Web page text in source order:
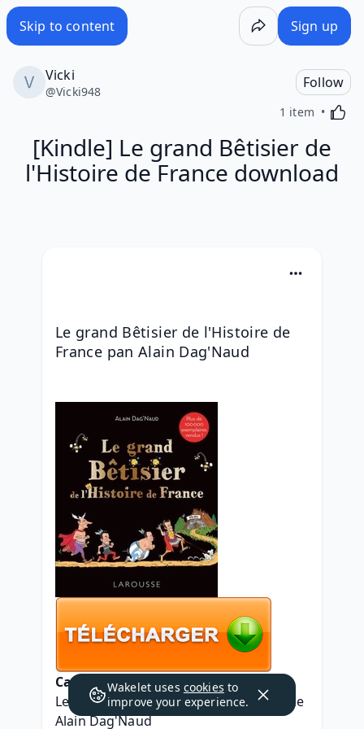
Skip to content Sign up
Vicki
@Vicki948
Follow
1 item
[Kindle] Le grand Bêtisier de
l'Histoire de France download
Le grand Bêtisier de l'Histoire de
France pan Alain Dag'Naud
Caractéristiques
Le grand Bêtisier de l'Histoire de France
Alain Dag'Naud
Wakelet uses cookies to
improve your experience.